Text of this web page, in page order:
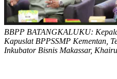
BBPP BATANGKALUKU:
Kapuslat BPPSSMP Kementan,
Inkubator Bisnis Makassar,